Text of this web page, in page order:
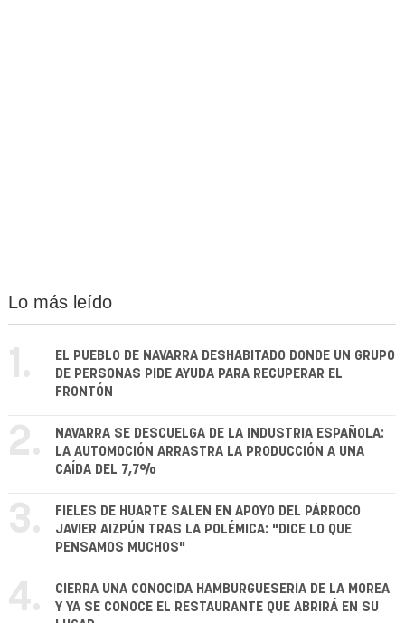
Lo más leído
1.
EL PUEBLO DE NAVARRA DESHABITADO DONDE UN GRUPO
DE PERSONAS PIDE AYUDA PARA RECUPERAR EL
FRONTÓN
2.
NAVARRA SE DESCUELGA DE LA INDUSTRIA ESPAÑOLA:
LA AUTOMOCIÓN ARRASTRA LA PRODUCCIÓN A UNA
CAÍDA DEL 7,7%
3.
FIELES DE HUARTE SALEN EN APOYO DEL PÁRROCO
JAVIER AIZPÚN TRAS LA POLÉMICA: "DICE LO QUE
PENSAMOS MUCHOS"
4.
CIERRA UNA CONOCIDA HAMBURGUESERÍA DE LA MOREA
Y YA SE CONOCE EL RESTAURANTE QUE ABRIRÁ EN SU